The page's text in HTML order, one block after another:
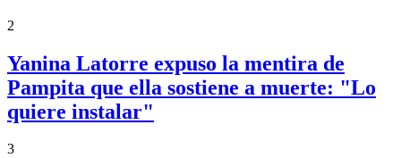
2
Yanina Latorre expuso la mentira de
Pampita que ella sostiene a muerte: "Lo
quiere instalar"
3